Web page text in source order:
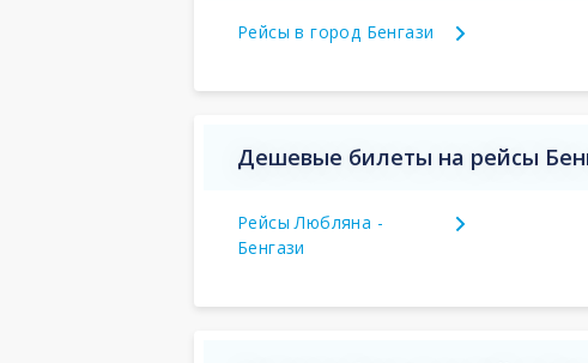
Рейсы в город Бенгази
Дешевые билеты на рейсы
Рейсы Любляна -
Бенгази